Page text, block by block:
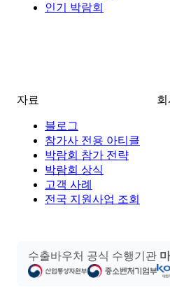
인기 박람회
자료
블로그
참가사 전용 아티클
박람회 참가 전략
박람회 상식
고객 사례
전국 지원사업 조회
수출바우처 공식 수행기관